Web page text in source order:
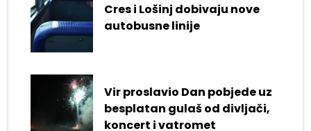
Cres i Lošinj dobivaju nove
autobusne linije
Vir proslavio Dan pobjede uz
besplatan gulaš od divljači,
koncert i vatromet